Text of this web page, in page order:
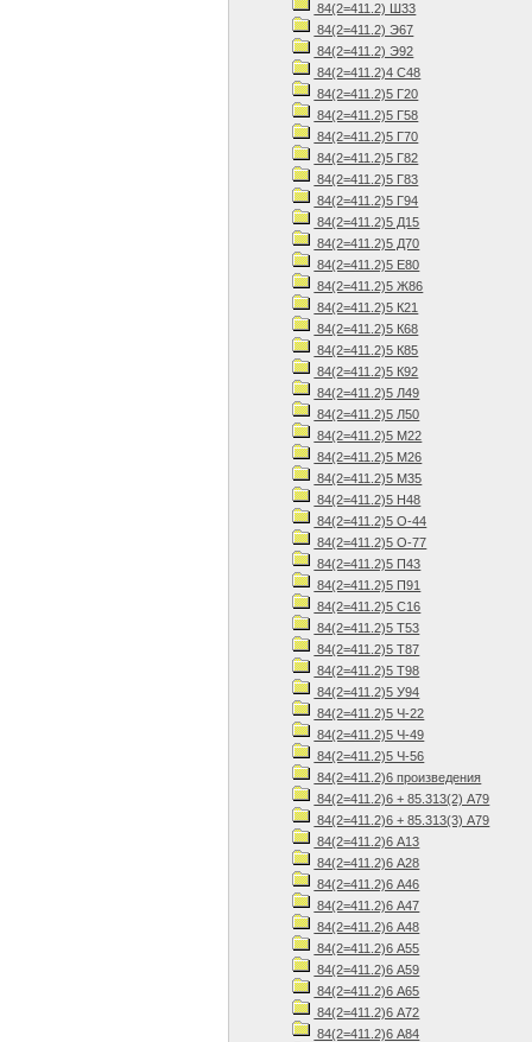
84(2=411.2) Ш33
84(2=411.2) Э67
84(2=411.2) Э92
84(2=411.2)4 С48
84(2=411.2)5 Г20
84(2=411.2)5 Г58
84(2=411.2)5 Г70
84(2=411.2)5 Г82
84(2=411.2)5 Г83
84(2=411.2)5 Г94
84(2=411.2)5 Д15
84(2=411.2)5 Д70
84(2=411.2)5 Е80
84(2=411.2)5 Ж86
84(2=411.2)5 К21
84(2=411.2)5 К68
84(2=411.2)5 К85
84(2=411.2)5 К92
84(2=411.2)5 Л49
84(2=411.2)5 Л50
84(2=411.2)5 М22
84(2=411.2)5 М26
84(2=411.2)5 М35
84(2=411.2)5 Н48
84(2=411.2)5 О-44
84(2=411.2)5 О-77
84(2=411.2)5 П43
84(2=411.2)5 П91
84(2=411.2)5 С16
84(2=411.2)5 Т53
84(2=411.2)5 Т87
84(2=411.2)5 Т98
84(2=411.2)5 У94
84(2=411.2)5 Ч-22
84(2=411.2)5 Ч-49
84(2=411.2)5 Ч-56
84(2=411.2)6 произведения
84(2=411.2)6 + 85.313(2) А79
84(2=411.2)6 + 85.313(3) А79
84(2=411.2)6 А13
84(2=411.2)6 А28
84(2=411.2)6 А46
84(2=411.2)6 А47
84(2=411.2)6 А48
84(2=411.2)6 А55
84(2=411.2)6 А59
84(2=411.2)6 А65
84(2=411.2)6 А72
84(2=411.2)6 А84